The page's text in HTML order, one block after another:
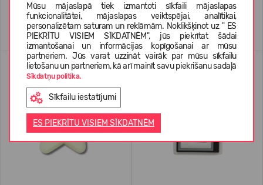
Mūsu mājaslapā tiek izmantoti sīkfaili mājaslapas
funkcionalitātei, mājaslapas veiktspējai, analītikai,
personalizētam saturam un reklāmām. Noklikšķinot uz " ES
PIEKRĪTU VISIEM SĪKDATNĒM", jūs piekrītat šādai
izmantošanai un informācijas kopīgošanai ar mūsu
partneriem. Jūs varat uzzināt vairāk par mūsu sīkfailu
lietošanu un partneriem, kā arī mainīt savu piekrišanu sadaļā
Sīkdatņu politika.
Sīkfailu iestatījumi
ES PIEKRĪTU VISIEM SĪKDATNĒM